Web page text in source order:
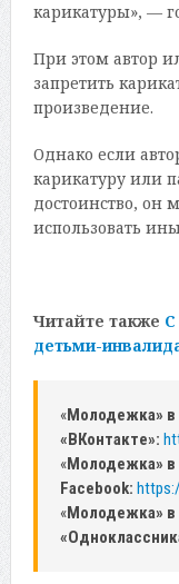
карикатуры», —
При этом автор
запретить
произведение.
Однако если
карикатуру или
достоинство, он
использовать
Читайте также С
детьми-
«Молодежка» в
«ВКонтакте»:
«Молодежка» в
Facebook:
«Молодежка» в